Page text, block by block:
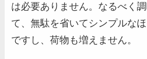
は必要ありません。なるべく
て、無駄を省いてシンプルな
ですし、荷物も増えません。